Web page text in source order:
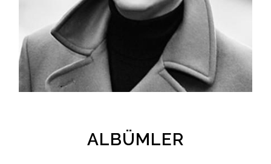
İletişim
en
ALBÜMLER